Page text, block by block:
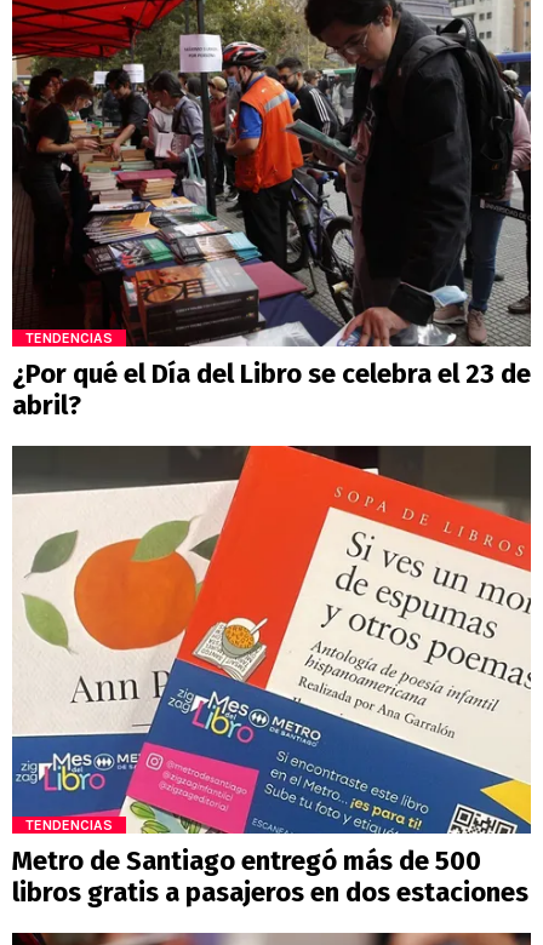
TENDENCIAS
¿Por qué el Día del Libro se celebra el 23 de
abril?
TENDENCIAS
Metro de Santiago entregó más de 500
libros gratis a pasajeros en dos estaciones